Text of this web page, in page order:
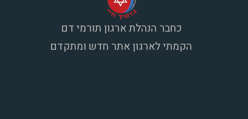
כחבר הנהלת ארגון תורמי דם
הקמתי לארגון אתר חדש ומתקדם